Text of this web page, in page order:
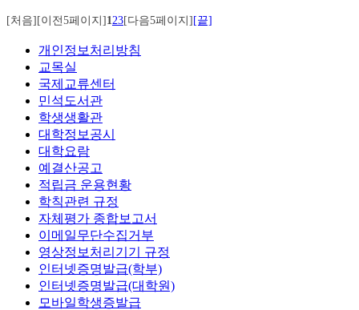
[처음][이전5페이지]1 23[다음5페이지][끝]
개인정보처리방침
교목실
국제교류센터
민석도서관
학생생활관
대학정보공시
대학요람
예결산공고
적립금 운용현황
학칙관련 규정
자체평가 종합보고서
이메일무단수집거부
영상정보처리기기 규정
인터넷증명발급(학부)
인터넷증명발급(대학원)
모바일학생증발급